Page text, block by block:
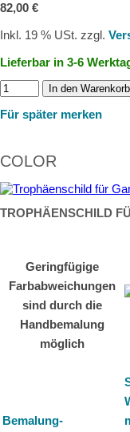
82,00 €
Inkl. 19 % USt. zzgl.
Lieferbar in 3-6
In den Warenkorb
Für später merken
COLOR
TROPHÄENSCHILD
Geringfügige
Farbabweichungen
sind durch die
Handbemalung
möglich
Bemalung-